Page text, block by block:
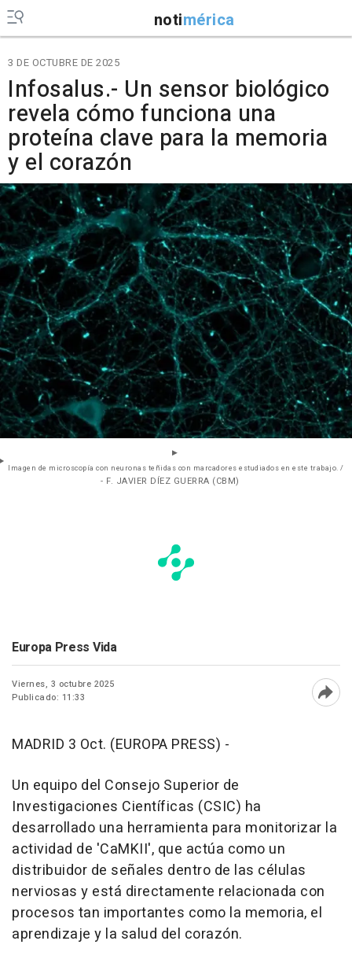
notimérica
3 DE OCTUBRE DE 2025
Infosalus.- Un sensor biológico
revela cómo funciona una
proteína clave para la memoria
y el corazón
Imagen de microscopía con neuronas teñidas con marcadores estudiados en este trabajo. /
- F. JAVIER DÍEZ GUERRA (CBM)
Europa Press Vida
Viernes, 3 octubre 2025
Publicado: 11:33
MADRID 3 Oct. (EUROPA PRESS) -
Un equipo del Consejo Superior de
Investigaciones Científicas (CSIC) ha
desarrollado una herramienta para monitorizar la
actividad de 'CaMKII', que actúa como un
distribuidor de señales dentro de las células
nerviosas y está directamente relacionada con
procesos tan importantes como la memoria, el
aprendizaje y la salud del corazón.